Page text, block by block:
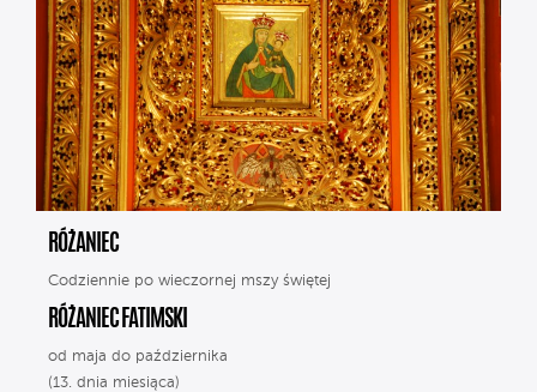
RÓŻANIEC
Codziennie po wieczornej mszy świętej
RÓŻANIEC FATIMSKI
od maja do października
(13. dnia miesiąca)